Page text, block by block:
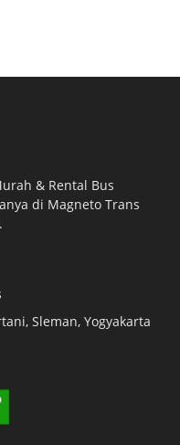
& Rental Bus
di Magneto Trans
Sleman, Yogyakarta